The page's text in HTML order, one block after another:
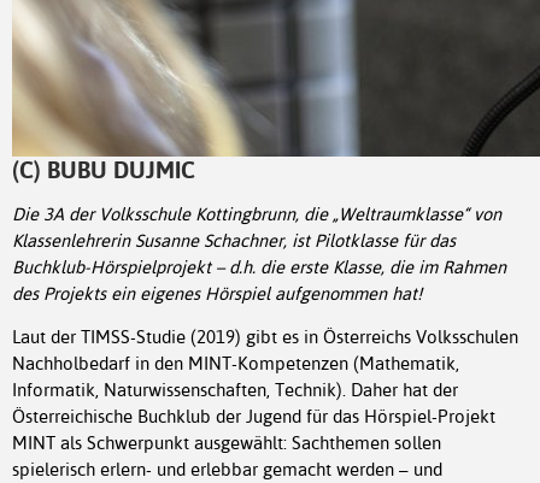
(C) BUBU DUJMIC
Die 3A der Volksschule Kottingbrunn, die „Weltraumklasse“ von
Klassenlehrerin Susanne Schachner, ist Pilotklasse für das
Buchklub-Hörspielprojekt – d.h. die erste Klasse, die im Rahmen
des Projekts ein eigenes Hörspiel aufgenommen hat!
Laut der TIMSS-Studie (2019) gibt es in Österreichs Volksschulen
Nachholbedarf in den MINT-Kompetenzen (Mathematik,
Informatik, Naturwissenschaften, Technik). Daher hat der
Österreichische Buchklub der Jugend für das Hörspiel-Projekt
MINT als Schwerpunkt ausgewählt: Sachthemen sollen
spielerisch erlern- und erlebbar gemacht werden – und